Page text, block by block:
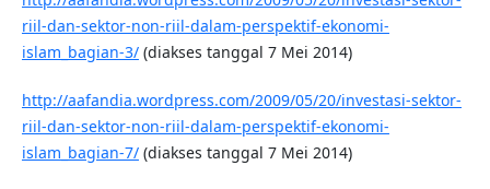
riil-dan-sektor-non-riil-dalam-perspektif-ekonomi-
islam_bagian-3/(diakses tanggal 7 Mei 2014)
http://aafandia.wordpress.com/2009/05/20/investasi-sektor-
riil-dan-sektor-non-riil-dalam-perspektif-ekonomi-
islam_bagian-7/(diakses tanggal 7 Mei 2014)